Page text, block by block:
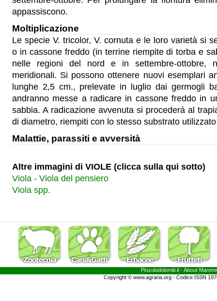
appassiscono.
Moltiplicazione
Le specie V. tricolor, V. cornuta e le loro varietà si
o in cassone freddo (in terrine riempite di torba e
nelle regioni del nord e in settembre-ottobre,
meridionali. Si possono ottenere nuovi esemplari
lunghe 2,5 cm., prelevate in luglio dai germogli
andranno messe a radicare in cassone freddo in
sabbia. A radicazione avvenuta si procederà al
di diametro, riempiti con lo stesso substrato
Malattie, parassiti e avversità
Altre immagini di VIOLE (clicca sulla qui sotto)
Viola - Viola del pensiero
Viola spp.
Pinzolodolomiti.it - About-
Copyright © www.agraria.org - Codice ISSN